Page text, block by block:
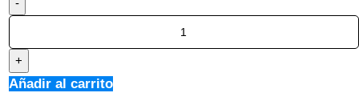
Añadir al carrito